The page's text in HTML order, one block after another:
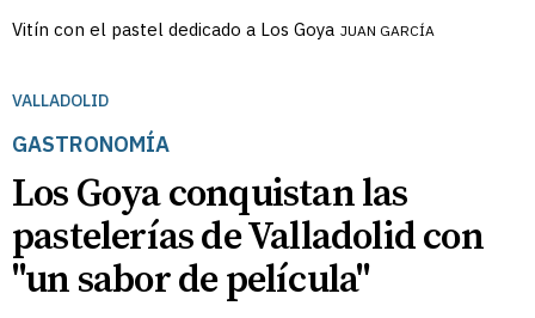
Vitín con el pastel dedicado a Los Goya JUAN GARCÍA
VALLADOLID
GASTRONOMÍA
Los Goya conquistan las
pastelerías de Valladolid con
"un sabor de película"